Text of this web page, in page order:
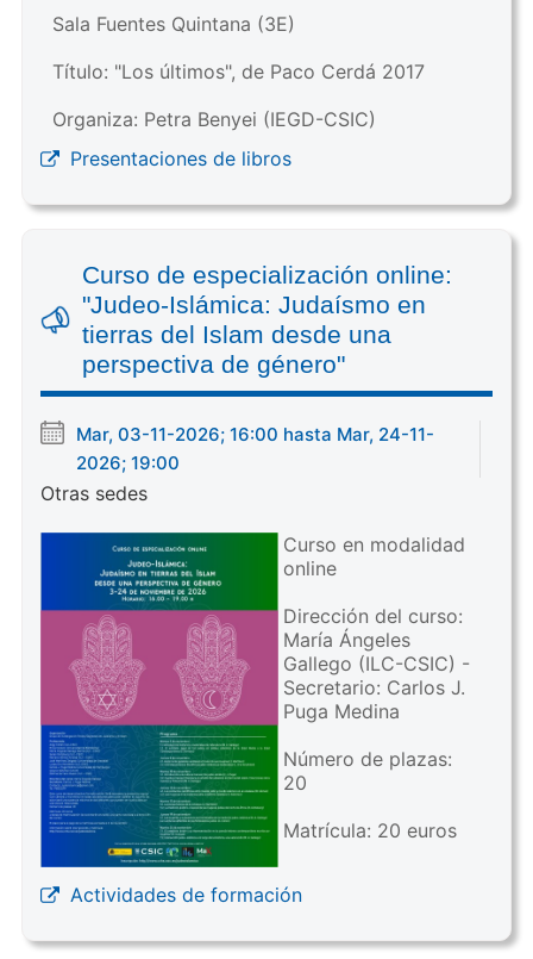
Sala Fuentes Quintana (3E)
Título: "Los últimos", de Paco Cerdá 2017
Organiza: Petra Benyei (IEGD-CSIC)
Presentaciones de libros
Curso de especialización online:
"Judeo-Islámica: Judaísmo en
tierras del Islam desde una
perspectiva de género"
Mar, 03-11-2026; 16:00 hasta Mar, 24-11-
2026; 19:00
Otras sedes
Curso en modalidad
online
Dirección del curso:
María Ángeles
Gallego (ILC-CSIC) -
Secretario: Carlos J.
Puga Medina
Número de plazas:
20
Matrícula: 20 euros
Actividades de formación